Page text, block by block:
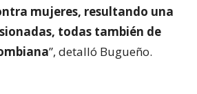
mujeres, resultando una
todas también de
”, detalló Bugueño.